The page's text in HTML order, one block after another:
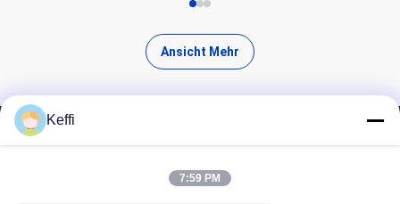
Ansicht Mehr
Finde hochwertige Produkte
Keffi
7:59 PM